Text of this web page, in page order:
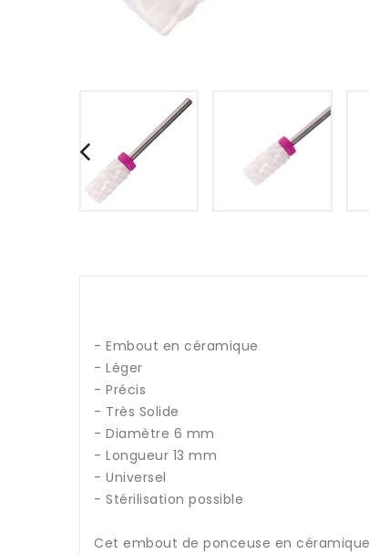
- Embout en céramique
- Léger
- Précis
- Très Solide
- Diamètre 6 mm
- Longueur 13 mm
- Universel
- Stérilisation possible
Cet embout de ponceuse en